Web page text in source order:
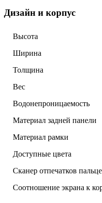
Дизайн и корпус
Высота
Ширина
Толщина
Вес
Водонепроницаемость
Материал задней панели
Материал рамки
Доступные цвета
Сканер отпечатков
Соотношение экрана к